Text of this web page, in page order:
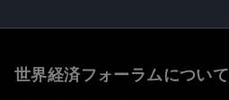
世界経済フォーラムについて